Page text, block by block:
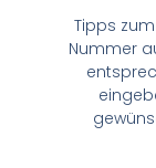
Tipps
Nummer